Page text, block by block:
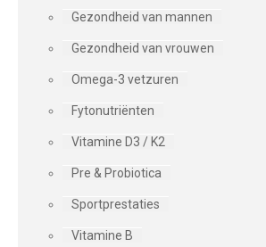
Gezondheid van mannen
Gezondheid van vrouwen
Omega-3 vetzuren
Fytonutriënten
Vitamine D3 / K2
Pre & Probiotica
Sportprestaties
Vitamine B